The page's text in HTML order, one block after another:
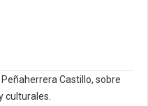
Castillo, sobre
culturales.